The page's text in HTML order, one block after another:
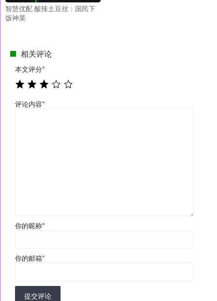
智慧优配 酸辣土豆丝：国民下
饭神菜
相关评论
本文评分*
评论内容*
你的昵称*
你的邮箱*
提交评论